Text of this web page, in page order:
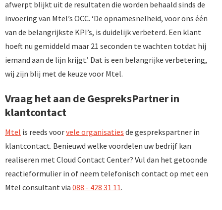
afwerpt blijkt uit de resultaten die worden behaald sinds de
invoering van Mtel’s OCC. ‘De opnamesnelheid, voor ons één
van de belangrijkste KPI’s, is duidelijk verbeterd. Een klant
hoeft nu gemiddeld maar 21 seconden te wachten totdat hij
iemand aan de lijn krijgt.’ Dat is een belangrijke verbetering,
wij zijn blij met de keuze voor Mtel.
Vraag het aan de GespreksPartner in
klantcontact
Mtel is reeds voorvele organisaties de gesprekspartner in
klantcontact. Benieuwd welke voordelen uw bedrijf kan
realiseren met Cloud Contact Center? Vul dan het getoonde
reactieformulier in of neem telefonisch contact op met een
Mtel consultant via 088 - 428 31 11.